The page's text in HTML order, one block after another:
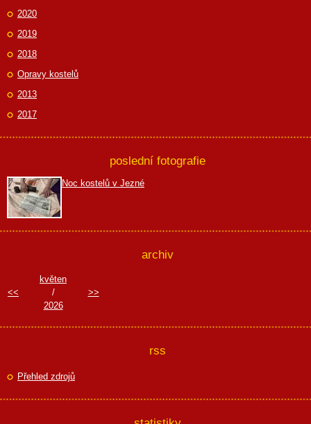
2020
2019
2018
Opravy kostelů
2013
2017
poslední fotografie
Noc kostelů v Jezné
archiv
<<
květen
/
2026
>>
rss
Přehled zdrojů